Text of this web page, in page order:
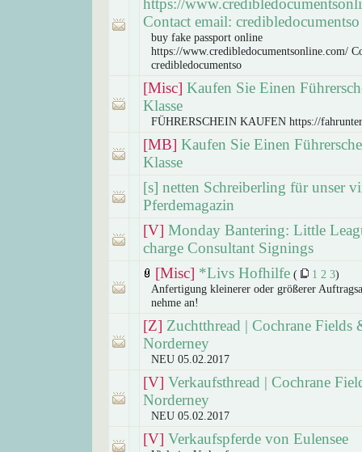
https://
Contact email: credibledocumentso
buy fake passport online
https://www.credibledocumentsonline.com/
credibledocumentso
[Misc] Kaufen Sie Einen
Klasse
FÜHRERSCHEIN KAUFEN https://
[MB] Kaufen Sie Einen
Klasse
[s] netten Schreiberling für unser
Pferdemagazin
[V] Monday Bantering: Little
charge Consultant Signings
[Misc] *Livs Hofhilfe ( 1 2 3)
Anfertigung kleinerer oder größerer
nehme an!
[Z] Zuchtthread | Cochrane Fields
Norderney
NEU 05.02.2017
[V] Verkaufsthread | Cochrane
Norderney
NEU 05.02.2017
[V] Verkaufspferde von Eulensee